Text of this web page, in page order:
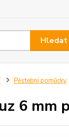
Hledat
Pěstební pomůcky
6 mm